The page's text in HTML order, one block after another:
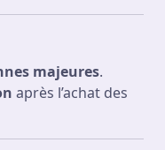
majeures.
après l’achat des